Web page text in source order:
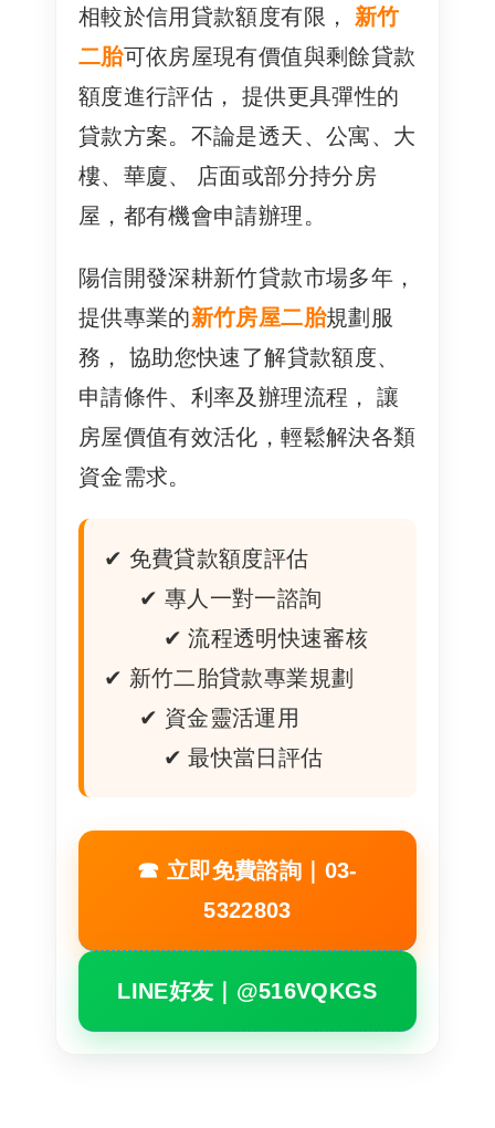
相較於信用貸款額度有限， 新竹
二胎可依房屋現有價值與剩餘貸款
額度進行評估， 提供更具彈性的
貸款方案。不論是透天、公寓、大
樓、華廈、 店面或部分持分房
屋，都有機會申請辦理。
陽信開發深耕新竹貸款市場多年，
提供專業的新竹房屋二胎規劃服
務， 協助您快速了解貸款額度、
申請條件、利率及辦理流程， 讓
房屋價值有效活化，輕鬆解決各類
資金需求。
✔ 免費貸款額度評估
✔ 專人一對一諮詢
✔ 流程透明快速審核
✔ 新竹二胎貸款專業規劃
✔ 資金靈活運用
✔ 最快當日評估
☎ 立即免費諮詢｜03-
5322803
LINE好友｜@516VQKGS